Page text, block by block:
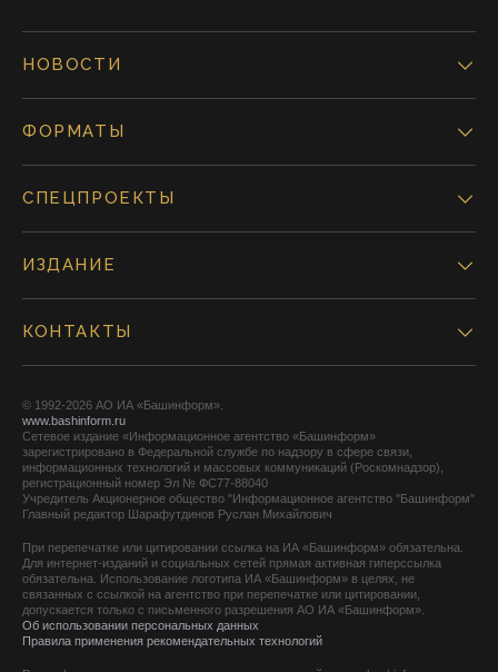
НОВОСТИ
ФОРМАТЫ
СПЕЦПРОЕКТЫ
ИЗДАНИЕ
КОНТАКТЫ
© 1992-2026 АО ИА «Башинформ».
www.bashinform.ru
Сетевое издание «Информационное агентство «Башинформ»
зарегистрировано в Федеральной службе по надзору в сфере связи,
информационных технологий и массовых коммуникаций (Роскомнадзор),
регистрационный номер Эл № ФС77-88040
Учредитель Акционерное общество "Информационное агентство "Башинформ"
Главный редактор Шарафутдинов Руслан Михайлович
При перепечатке или цитировании ссылка на ИА «Башинформ» обязательна.
Для интернет-изданий и социальных сетей прямая активная гиперссылка
обязательна. Использование логотипа ИА «Башинформ» в целях, не
связанных с ссылкой на агентство при перепечатке или цитировании,
допускается только с письменного разрешения АО ИА «Башинформ».
Об использовании персональных данных
Правила применения рекомендательных технологий